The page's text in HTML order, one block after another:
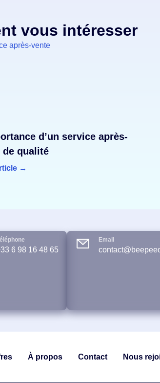
vous intéresser
d’un service après-
de qualité
→
6 98 16 48 65
Email
À propos Contact Nous